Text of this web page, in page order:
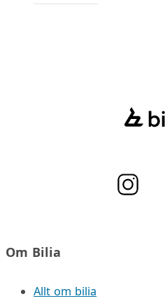
Om Bilia
Allt om bilia